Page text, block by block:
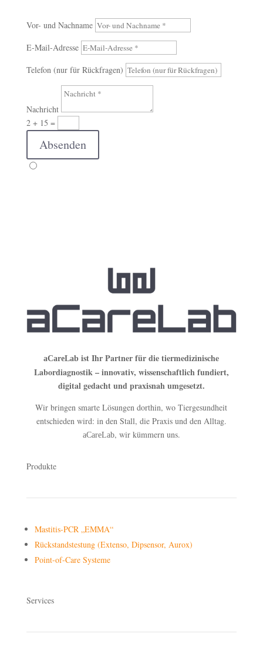
Vor- und Nachname
E-Mail-Adresse
Telefon (nur für Rückfragen)
Nachricht
2 + 15 =
Absenden
aCareLab ist Ihr Partner für die tiermedizinische
Labordiagnostik – innovativ, wissenschaftlich fundiert,
digital gedacht und praxisnah umgesetzt.
Wir bringen smarte Lösungen dorthin, wo Tiergesundheit
entschieden wird: in den Stall, die Praxis und den Alltag.
aCareLab, wir kümmern uns.
Produkte
Mastitis-PCR „EMMA“
Rückstandstestung (Extenso, Dipsensor, Aurox)
Point-of-Care Systeme
Services